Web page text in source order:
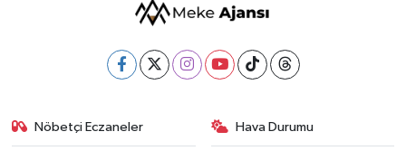
Nöbetçi Eczaneler Hava Durumu